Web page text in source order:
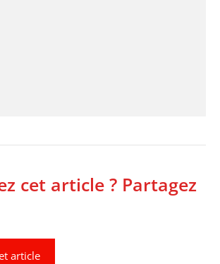
cet article ? Partagez
article